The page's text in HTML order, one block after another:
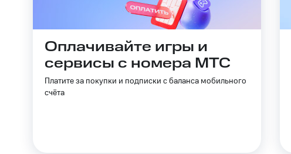
Оплачивайте игры и
сервисы с номера МТС
Платите за покупки и подписки с баланса мобильного
счёта